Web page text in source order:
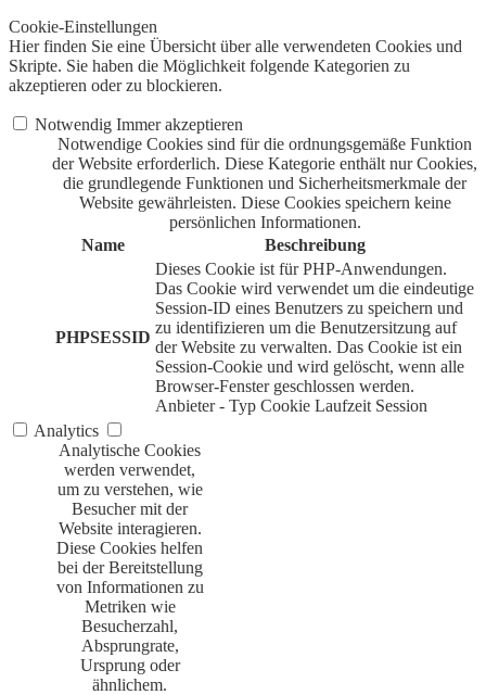
Cookie-Einstellungen
Hier finden Sie eine Übersicht über alle verwendeten Cookies und
Skripte. Sie haben die Möglichkeit folgende Kategorien zu
akzeptieren oder zu blockieren.
Notwendig Immer akzeptieren
Notwendige Cookies sind für die ordnungsgemäße Funktion
der Website erforderlich. Diese Kategorie enthält nur Cookies,
die grundlegende Funktionen und Sicherheitsmerkmale der
Website gewährleisten. Diese Cookies speichern keine
persönlichen Informationen.
Name
Beschreibung
PHPSESSID
Dieses Cookie ist für PHP-Anwendungen.
Das Cookie wird verwendet um die eindeutige
Session-ID eines Benutzers zu speichern und
zu identifizieren um die Benutzersitzung auf
der Website zu verwalten. Das Cookie ist ein
Session-Cookie und wird gelöscht, wenn alle
Browser-Fenster geschlossen werden.
Anbieter - Typ Cookie Laufzeit Session
Analytics
Analytische Cookies
werden verwendet,
um zu verstehen, wie
Besucher mit der
Website interagieren.
Diese Cookies helfen
bei der Bereitstellung
von Informationen zu
Metriken wie
Besucherzahl,
Absprungrate,
Ursprung oder
ähnlichem.